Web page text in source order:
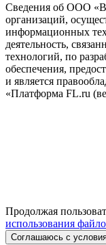
Сведения об ООО
организаций,
информационных
деятельность,
технологий, по
обеспечения,
и является
«Платформа FL.ru
Продолжая
использования
Соглашаюсь с